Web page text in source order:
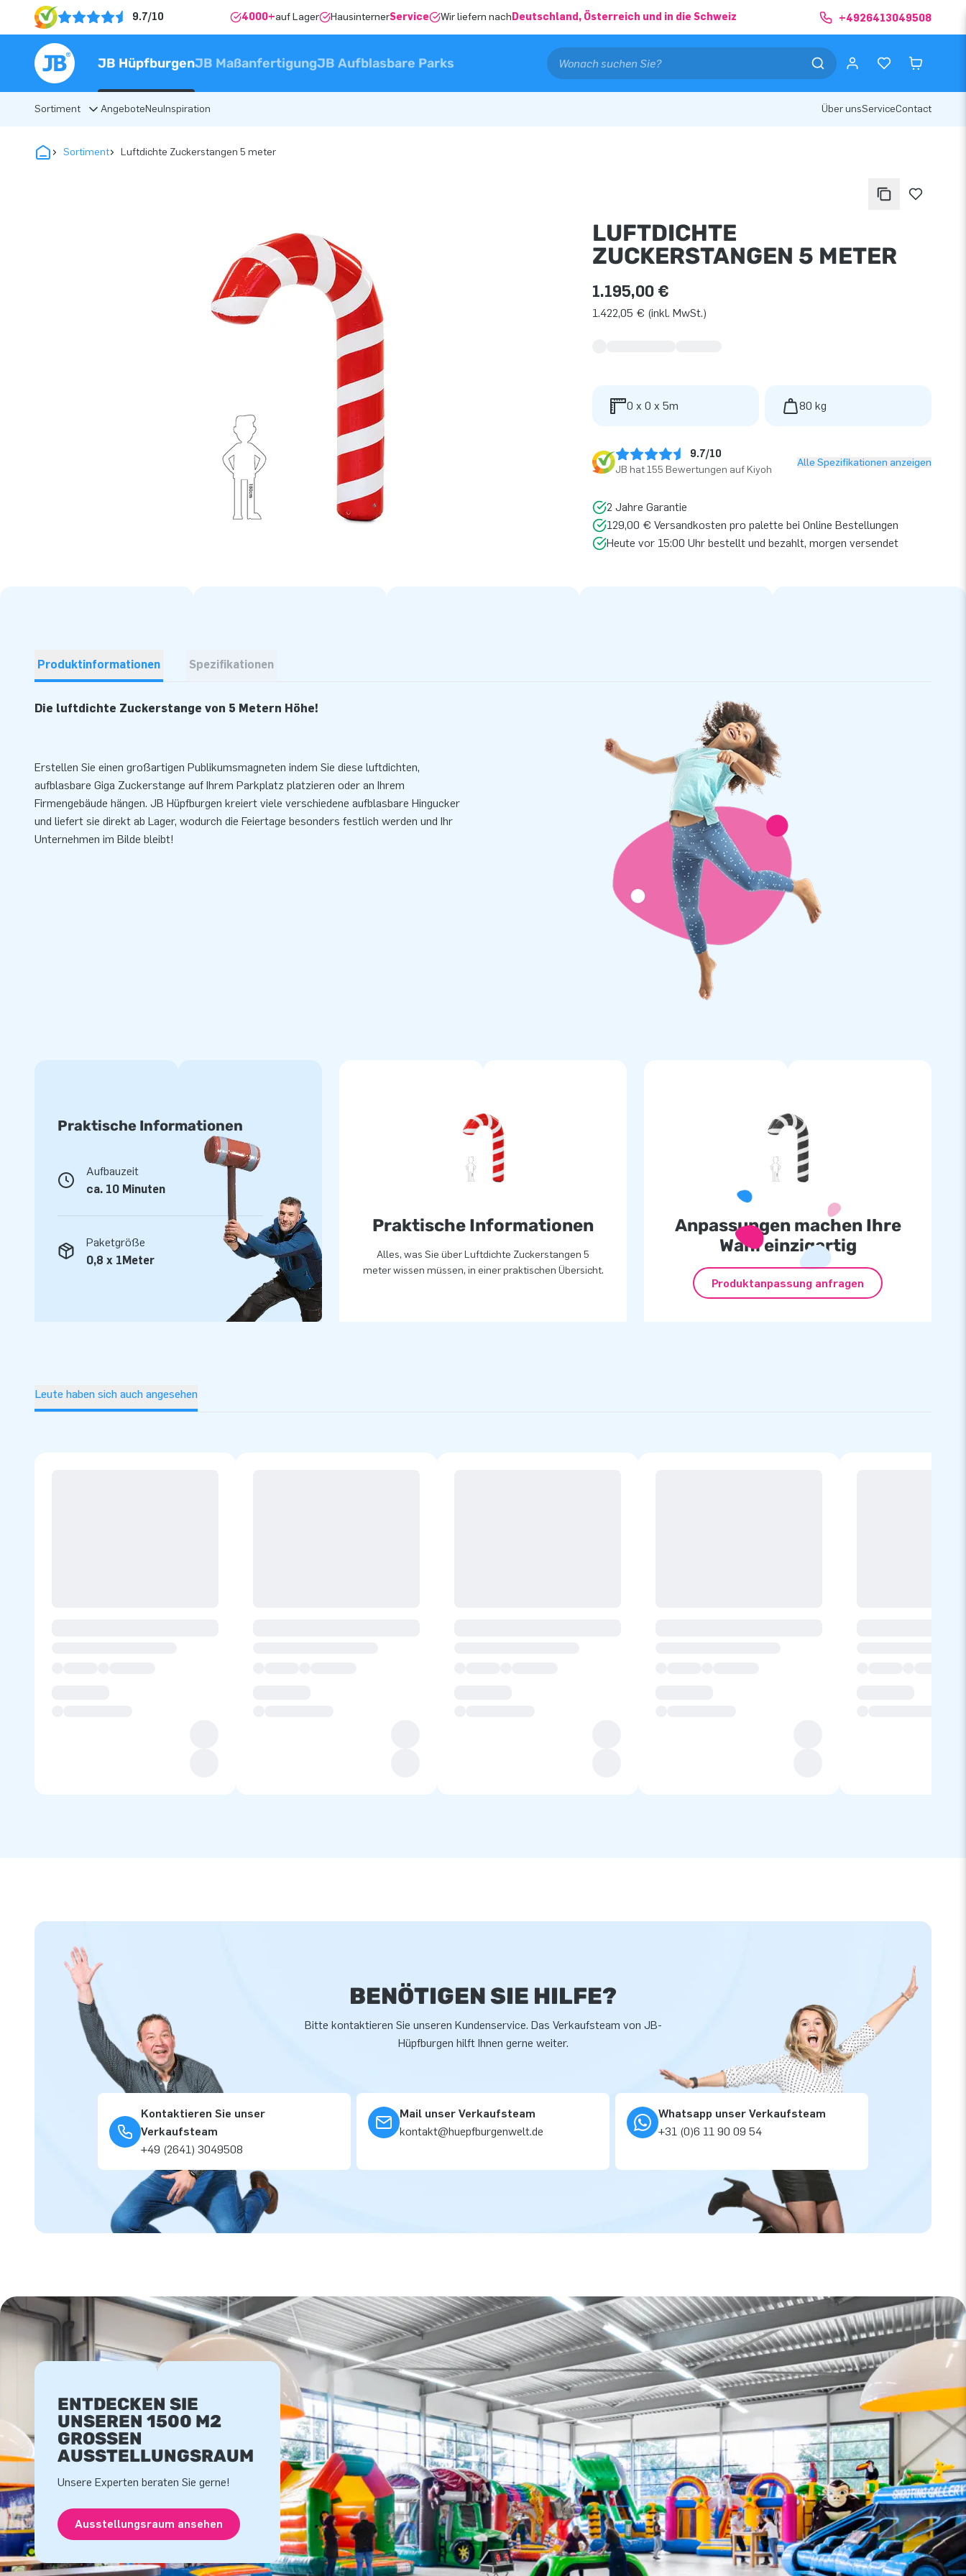
9.7/10 4000+auf Lager HausinternerService Wir liefern nach Deutschland, Österreich und in die Schweiz +4926413049508
JB HüpfburgenJB MaßanfertigungJB Aufblasbare Parks
Sortiment AngeboteNeuInspiration Über unsServiceContact
Sortiment Luftdichte Zuckerstangen 5 meter
LUFTDICHTE
ZUCKERSTANGEN 5 METER
1.195,00 €
1.422,05 € (inkl. MwSt.)
0 x 0 x 5m 80 kg
9.7/10
JB hat 155 Bewertungen auf Kiyoh
Alle Spezifikationen anzeigen
2 Jahre Garantie
129,00 € Versandkosten pro palette bei Online Bestellungen
Heute vor 15:00 Uhr bestellt und bezahlt, morgen versendet
Produktinformationen Spezifikationen
Die luftdichte Zuckerstange von 5 Metern Höhe!
Erstellen Sie einen großartigen Publikumsmagneten indem Sie diese luftdichten,
aufblasbare Giga Zuckerstange auf Ihrem Parkplatz platzieren oder an Ihrem
Firmengebäude hängen. JB Hüpfburgen kreiert viele verschiedene aufblasbare Hingucker
und liefert sie direkt ab Lager, wodurch die Feiertage besonders festlich werden und Ihr
Unternehmen im Bilde bleibt!
Praktische Informationen
Aufbauzeit
ca. 10 Minuten
Paketgröße
0,8 x 1Meter
Praktische Informationen
Alles, was Sie über Luftdichte Zuckerstangen 5
meter wissen müssen, in einer praktischen Übersicht.
Anpassungen machen Ihre
Wahl einzigartig
Produktanpassung anfragen
Leute haben sich auch angesehen
BENÖTIGEN SIE HILFE?
Bitte kontaktieren Sie unseren Kundenservice. Das Verkaufsteam von JB-
Hüpfburgen hilft Ihnen gerne weiter.
Kontaktieren Sie unser
Verkaufsteam
+49 (2641) 3049508
Mail unser Verkaufsteam
kontakt@huepfburgenwelt.de
Whatsapp unser Verkaufsteam
+31 (0)6 11 90 09 54
ENTDECKEN SIE
UNSEREN 1500 M2
GROSSEN A
USSTELLUNGSRAUM
Unsere Experten beraten Sie gerne!
Ausstellungsraum ansehen